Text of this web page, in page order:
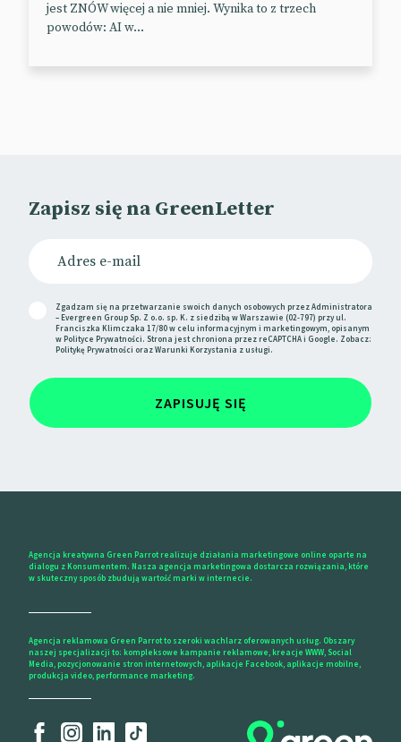
jest ZNÓW więcej a nie mniej. Wynika to z trzech
powodów: AI w...
Zapisz się na GreenLetter
Zgadzam się na przetwarzanie swoich danych osobowych przez Administratora
– Evergreen Group Sp. Z o.o. sp. K. z siedzibą w Warszawie (02-797) przy ul.
Franciszka Klimczaka 17/80 w celu informacyjnym i marketingowym, opisanym
wPolityce Prywatności. Strona jest chroniona przez reCAPTCHA i Google. Zobacz:
Politykę Prywatności orazWarunki Korzystania z usługi.
ZAPISUJĘ SIĘ
Agencja kreatywna Green Parrot realizuje działania marketingowe online oparte na
dialogu z Konsumentem. Nasza agencja marketingowa dostarcza rozwiązania, które
w skuteczny sposób zbudują wartość marki w internecie.
Agencja reklamowa Green Parrot to szeroki wachlarz oferowanych usług. Obszary
naszej specjalizacji to: kompleksowe kampanie reklamowe, kreacje WWW, Social
Media, pozycjonowanie stron internetowych, aplikacje Facebook, aplikacje mobilne,
produkcja video, performance marketing.